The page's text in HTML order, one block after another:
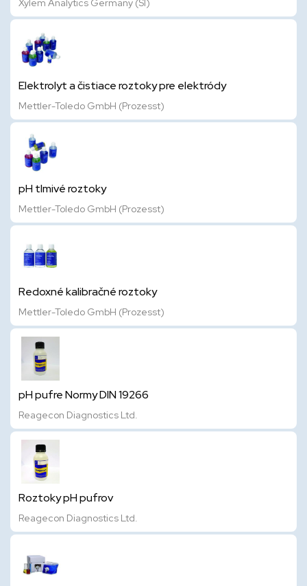
Xylem Analytics Germany (SI)
Elektrolyt a čistiace roztoky pre elektródy
Mettler-Toledo GmbH (Prozesst)
pH tlmivé roztoky
Mettler-Toledo GmbH (Prozesst)
Redoxné kalibračné roztoky
Mettler-Toledo GmbH (Prozesst)
pH pufre Normy DIN 19266
Reagecon Diagnostics Ltd.
Roztoky pH pufrov
Reagecon Diagnostics Ltd.